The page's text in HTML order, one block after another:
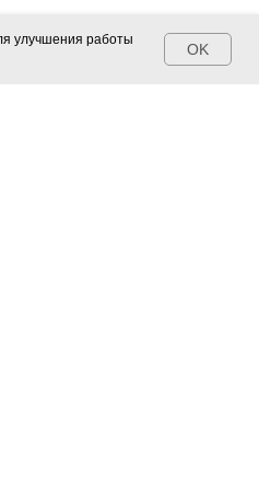
улучшения работы
OK